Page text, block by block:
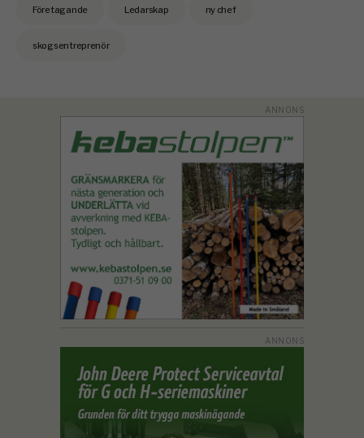
Företagande Ledarskap ny chef
skogsentreprenör